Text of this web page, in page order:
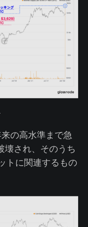
の高水準まで急
壊され、そのうち
トに関連するもの